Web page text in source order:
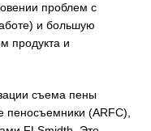
проблем с
и большую
продукта и
съема пены
пеносъемники (ARFC),